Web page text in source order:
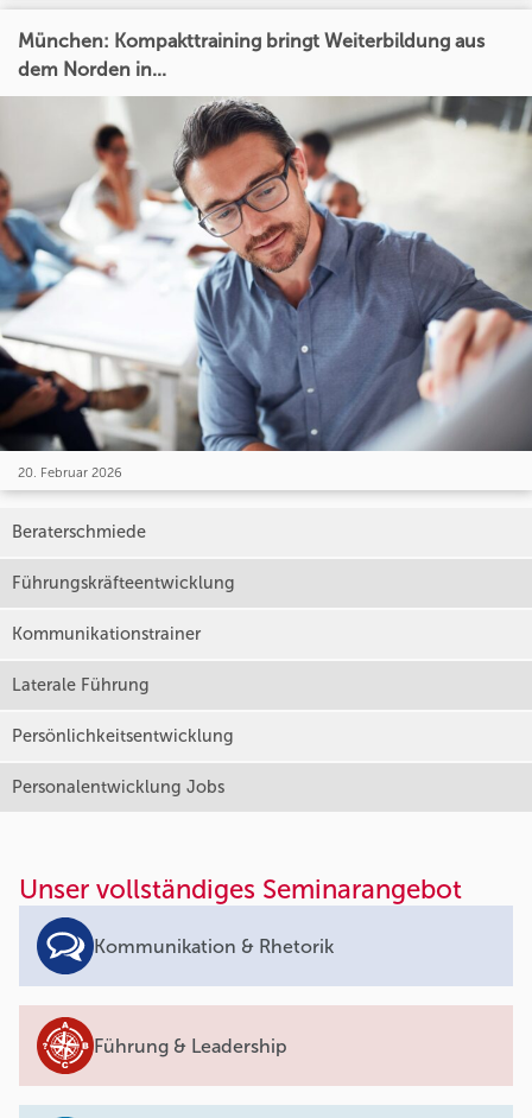
München: Kompakttraining bringt Weiterbildung aus
dem Norden in...
20. Februar 2026
Beraterschmiede
Führungskräfteentwicklung
Kommunikationstrainer
Laterale Führung
Persönlichkeitsentwicklung
Personalentwicklung Jobs
Unser vollständiges Seminarangebot
Kommunikation & Rhetorik
Führung & Leadership